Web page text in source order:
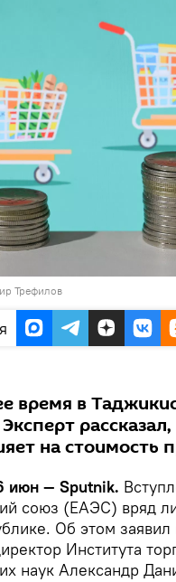
Трефилов
время в
на стоимость
— Sputnik.
союз (ЕАЭС) вряд
Об этом
Института
наук Александр